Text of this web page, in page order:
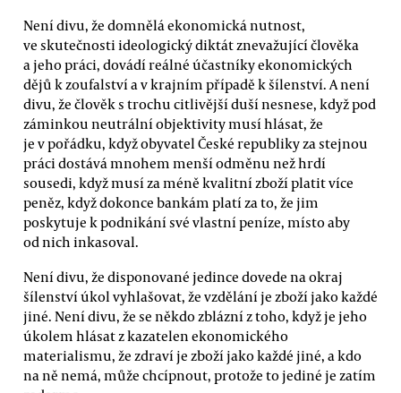
Není divu, že domnělá ekonomická nutnost,
ve skutečnosti ideologický diktát znevažující člověka
a jeho práci, dovádí reálné účastníky ekonomických
dějů k zoufalství a v krajním případě k šílenství. A není
divu, že člověk s trochu citlivější duší nesnese, když pod
záminkou neutrální objektivity musí hlásat, že
je v pořádku, když obyvatel České republiky za stejnou
práci dostává mnohem menší odměnu než hrdí
sousedi, když musí za méně kvalitní zboží platit více
peněz, když dokonce bankám platí za to, že jim
poskytuje k podnikání své vlastní peníze, místo aby
od nich inkasoval.
Není divu, že disponované jedince dovede na okraj
šílenství úkol vyhlašovat, že vzdělání je zboží jako každé
jiné. Není divu, že se někdo zblázní z toho, když je jeho
úkolem hlásat z kazatelen ekonomického
materialismu, že zdraví je zboží jako každé jiné, a kdo
na ně nemá, může chcípnout, protože to jediné je zatím